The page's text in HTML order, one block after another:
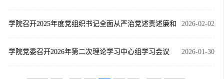
2026-02-02
学院召开2025年度党组织书记全面从严治党述责述廉和
抓基层党建工作述职评议会议
2026-01-30
学院党委召开2026年第二次理论学习中心组学习会议